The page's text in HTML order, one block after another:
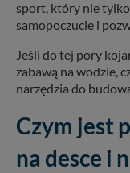
sport, który nie tylko
samopoczucie i
Jeśli do tej pory
zabawą na wodzie,
narzędzia do
Czym jest
na desce i